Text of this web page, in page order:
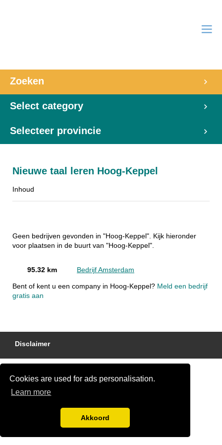
Cookies are used for ads personalisation.
Learn more
Akkoord
Zoeken
Select category
Selecteer provincie
Nieuwe taal leren Hoog-Keppel
Inhoud
Geen bedrijven gevonden in "Hoog-Keppel". Kijk hieronder
voor plaatsen in de buurt van "Hoog-Keppel".
95.32 km Bedrijf Amsterdam
Bent of kent u een company in Hoog-Keppel? Meld een bedrijf
gratis aan
Disclaimer